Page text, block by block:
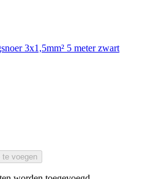
3x1,5mm² 5 meter zwart
te voegen